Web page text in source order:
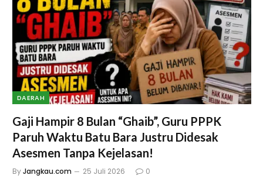
DAERAH
Gaji Hampir 8 Bulan “Ghaib”, Guru PPPK
Paruh Waktu Batu Bara Justru Didesak
Asesmen Tanpa Kejelasan!
ByJangkau.com 25 Juli 2026 0